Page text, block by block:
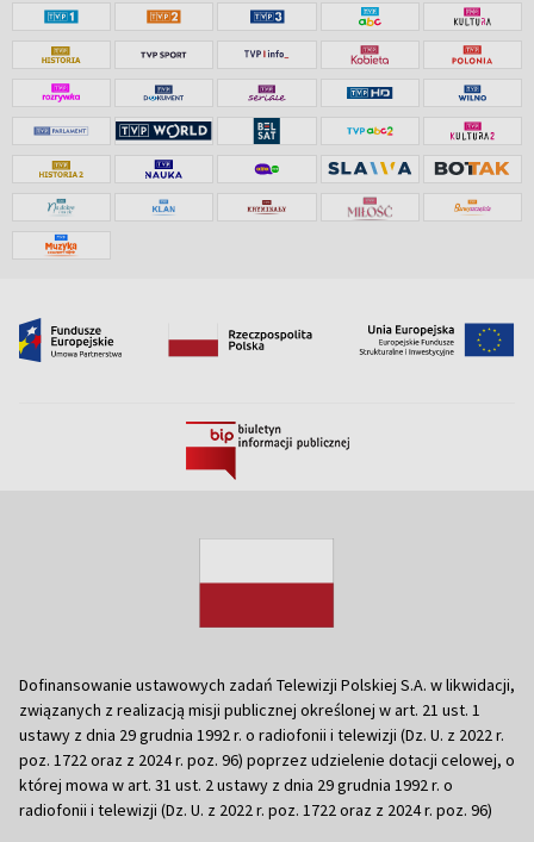
Dofinansowanie ustawowych zadań Telewizji Polskiej S.A. w likwidacji,
związanych z realizacją misji publicznej określonej w art. 21 ust. 1
ustawy z dnia 29 grudnia 1992 r. o radiofonii i telewizji (Dz. U. z 2022 r.
poz. 1722 oraz z 2024 r. poz. 96) poprzez udzielenie dotacji celowej, o
której mowa w art. 31 ust. 2 ustawy z dnia 29 grudnia 1992 r. o
radiofonii i telewizji (Dz. U. z 2022 r. poz. 1722 oraz z 2024 r. poz. 96)